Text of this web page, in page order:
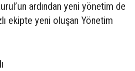
ardından yeni yönetim de
ekipte yeni oluşan Yönetim